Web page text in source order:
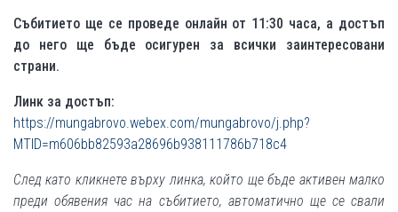
Събитието ще се проведе онлайн от 11:30 часа, а достъп
до него ще бъде осигурен за всички заинтересовани
страни.
Линк за достъп:
https://mungabrovo.webex.com/mungabrovo/j.php?
MTID=m606bb82593a28696b938111786b718c4
След като кликнете върху линка, който ще бъде активен малко
преди обявения час на събитието, автоматично ще се свали